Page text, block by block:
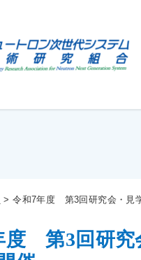
令和7年度 第3回研究会・見
度 第3回研究